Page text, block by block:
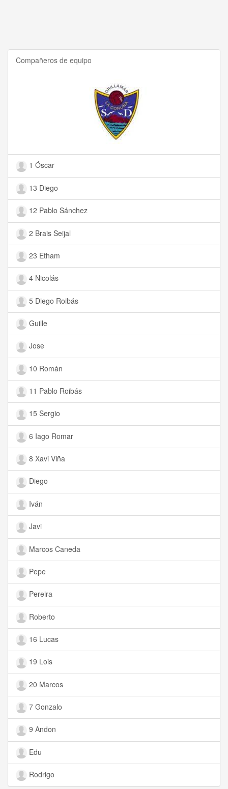
Compañeros de equipo
1 Óscar
13 Diego
12 Pablo Sánchez
2 Brais Seijal
23 Etham
4 Nicolás
5 Diego Roibás
Guille
Jose
10 Román
11 Pablo Roibás
15 Sergio
6 Iago Romar
8 Xavi Viña
Diego
Iván
Javi
Marcos Caneda
Pepe
Pereira
Roberto
16 Lucas
19 Lois
20 Marcos
7 Gonzalo
9 Andon
Edu
Rodrigo